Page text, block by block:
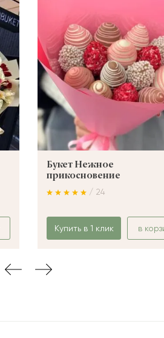
Букет Нежное
прикосновение
/ 24
Купить в 1 клик в